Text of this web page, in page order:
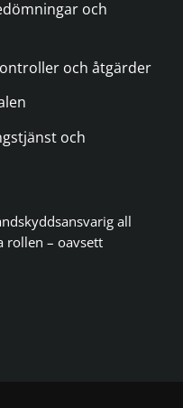
och
och åtgärder
och
all
rollen – oavsett